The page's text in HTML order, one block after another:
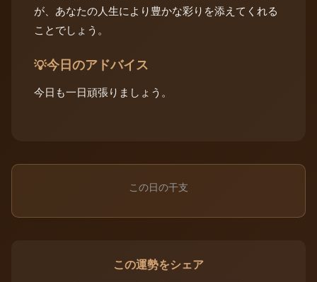
が、あなたの人生により豊かな彩りを添えてくれる
ことでしょう。
💡今日のアドバイス
今日も一日頑張りましょう。
この日の干支
この運勢をシェア